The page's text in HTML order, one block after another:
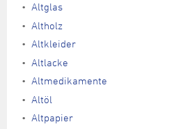
Altglas
Altholz
Altkleider
Altlacke
Altmedikamente
Altöl
Altpapier